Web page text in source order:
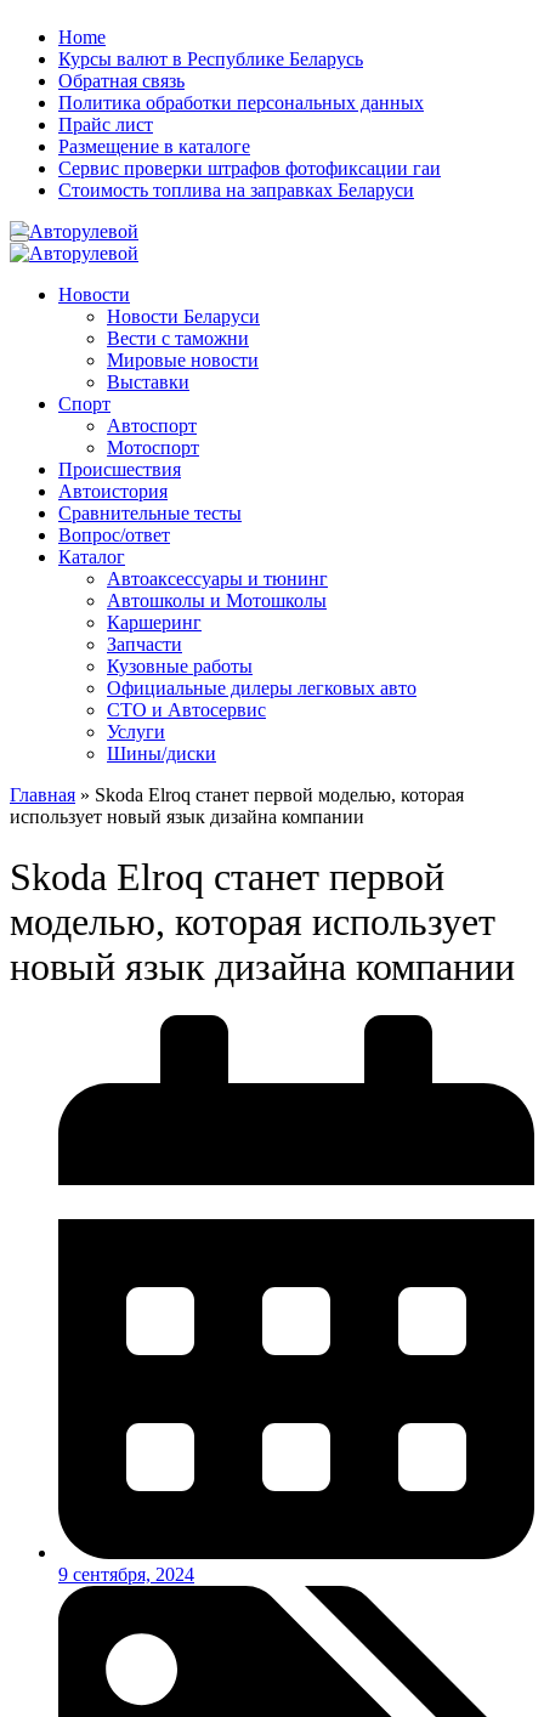
Skip
content
Home
Курсы валют в Республике Беларусь
Обратная связь
Политика обработки персональных данных
Прайс лист
Размещение в каталоге
Сервис проверки штрафов фотофиксации гаи
Стоимость топлива на заправках Беларуси
Сайт про автомобили
Новости
Новости Беларуси
Вести с таможни
Мировые новости
Выставки
Спорт
Автоспорт
Мотоспорт
Происшествия
Автоистория
Сравнительные тесты
Вопрос/ответ
Каталог
Автоакcессуары и тюнинг
Автошколы и Мотошколы
Каршеринг
Запчасти
Кузовные работы
Официальные дилеры легковых авто
СТО и Автосервис
Услуги
Шины/диски
Главная » Skoda Elroq станет первой моделью, которая
использует новый язык дизайна компании
Skoda Elroq станет первой
моделью, которая использует
новый язык дизайна компании
9 сентября, 2024